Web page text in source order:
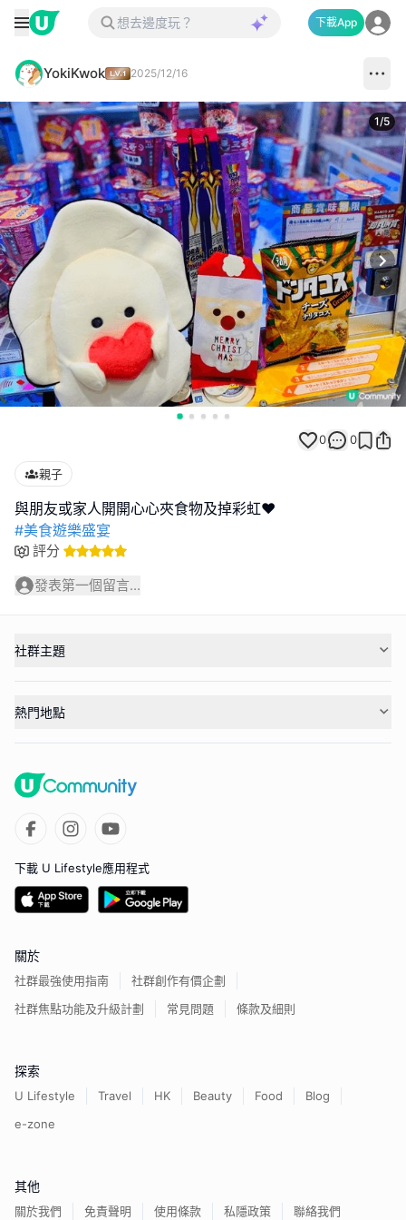
下載App
YokiKwok 2025/12/16
1/5
0 0
親子
#美食遊樂盛宴
評分
發表第一個留言...
社群主題
熱門地點
下載 U Lifestyle應用程式
關於
社群最強使用指南
社群創作有價企劃
社群焦點功能及升級計劃
常見問題 條款及細則
探索
U Lifestyle Travel HK Beauty Food
Blog
e-zone
其他
關於我們 免責聲明 使用條款 私隱政策 聯絡我們